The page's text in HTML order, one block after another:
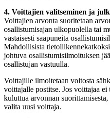
4. Voittajien valitseminen ja
Voittajien arvonta suoritetaan
osallistumisajan ulkopuolella tai
vastaisesti saapuneita
Mahdollisista
johtuva osallistumisilmoituksen
osallistujan vastuulla.
Voittajille ilmoitetaan voitosta
voittajalle postitse. Jos voittajaa
kuluttua arvonnan
valita uusi voittaja.